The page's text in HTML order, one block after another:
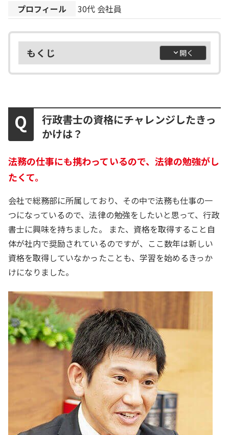
プロフィール
30代 会社員
もくじ
行政書士の資格にチャレンジしたきっ
かけは？
法務の仕事にも携わっているので、法律の勉強がし
たくて。
会社で総務部に所属しており、その中で法務も仕事の一
つになっているので、法律の勉強をしたいと思って、行政
書士に興味を持ちました。 また、資格を取得すること自
体が社内で奨励されているのですが、ここ数年は新しい
資格を取得していなかったことも、学習を始めるきっか
けになりました。